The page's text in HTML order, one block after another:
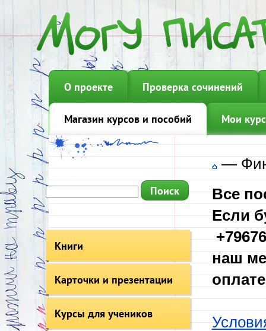
О проекте Проверка сочинений
Магазин курсов и пособий Мои
Книги
Карточки и презентации
Курсы для учеников
—
Все
Если
наш